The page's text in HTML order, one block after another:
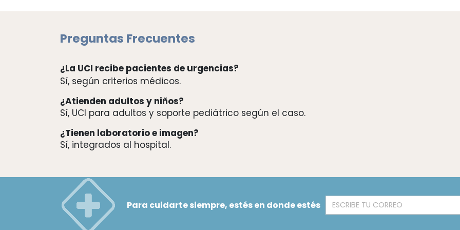
Preguntas Frecuentes
¿La UCI recibe pacientes de urgencias?
Sí, según criterios médicos.
¿Atienden adultos y niños?
Sí, UCI para adultos y soporte pediátrico según el caso.
¿Tienen laboratorio e imagen?
Sí, integrados al hospital.
Para cuidarte siempre, estés en donde estés